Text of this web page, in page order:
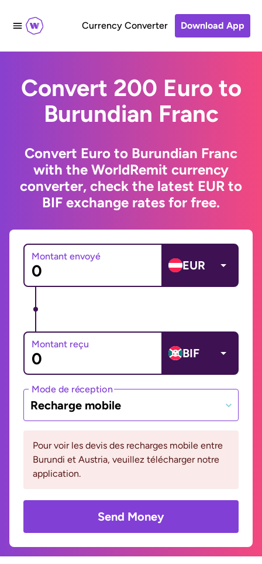
Currency Converter Download App
Convert 200 Euro to
Burundian Franc
Convert Euro to Burundian Franc
with the WorldRemit currency
converter, check the latest EUR to
BIF exchange rates for free.
Montant envoyé
EUR
Montant reçu
BIF
Mode de réception
Recharge mobile
Pour voir les devis des recharges mobile entre
Burundi et Austria, veuillez télécharger notre
application.
Send Money